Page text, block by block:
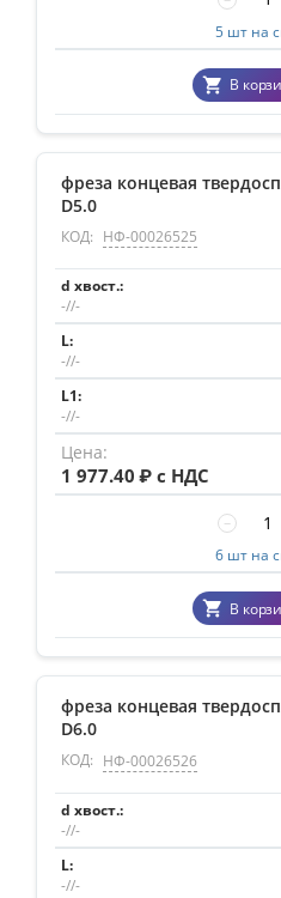
5 шт на
В
фреза концевая
D5.0
КОД: НФ-00026525
-//-
-//-
-//-
1 977.40 ₽ с НДС
−
6 шт на
В
фреза концевая
D6.0
КОД: НФ-00026526
-//-
-//-